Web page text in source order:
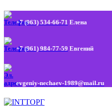
+7 (963) 534-66-71 Елена
+7 (961) 984-77-59 Евгений
evgeniy-nechaev-1989@mail.ru